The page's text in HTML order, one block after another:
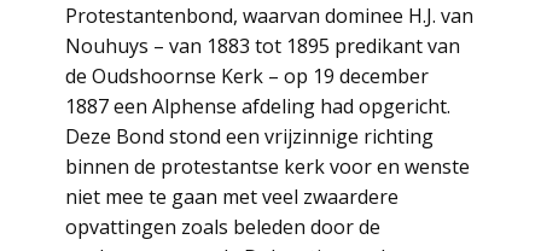
Protestantenbond, waarvan dominee H.J. van
Nouhuys – van 1883 tot 1895 predikant van
de Oudshoornse Kerk – op 19 december
1887 een Alphense afdeling had opgericht.
Deze Bond stond een vrijzinnige richting
binnen de protestantse kerk voor en wenste
niet mee te gaan met veel zwaardere
opvattingen zoals beleden door de